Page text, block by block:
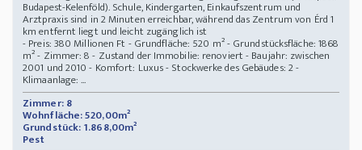
Budapest-Kelenföld). Schule, Kindergarten, Einkaufszentrum und
Arztpraxis sind in 2 Minuten erreichbar, während das Zentrum von Érd 1
km entfernt liegt und leicht zugänglich ist
- Preis: 380 Millionen Ft - Grundfläche: 520 m² - Grundstücksfläche: 1868
m² - Zimmer: 8 - Zustand der Immobilie: renoviert - Baujahr: zwischen
2001 und 2010 - Komfort: Luxus - Stockwerke des Gebäudes: 2 -
Klimaanlage: ...
Zimmer: 8
Wohnfläche: 520,00m²
Grundstück: 1.868,00m²
Pest